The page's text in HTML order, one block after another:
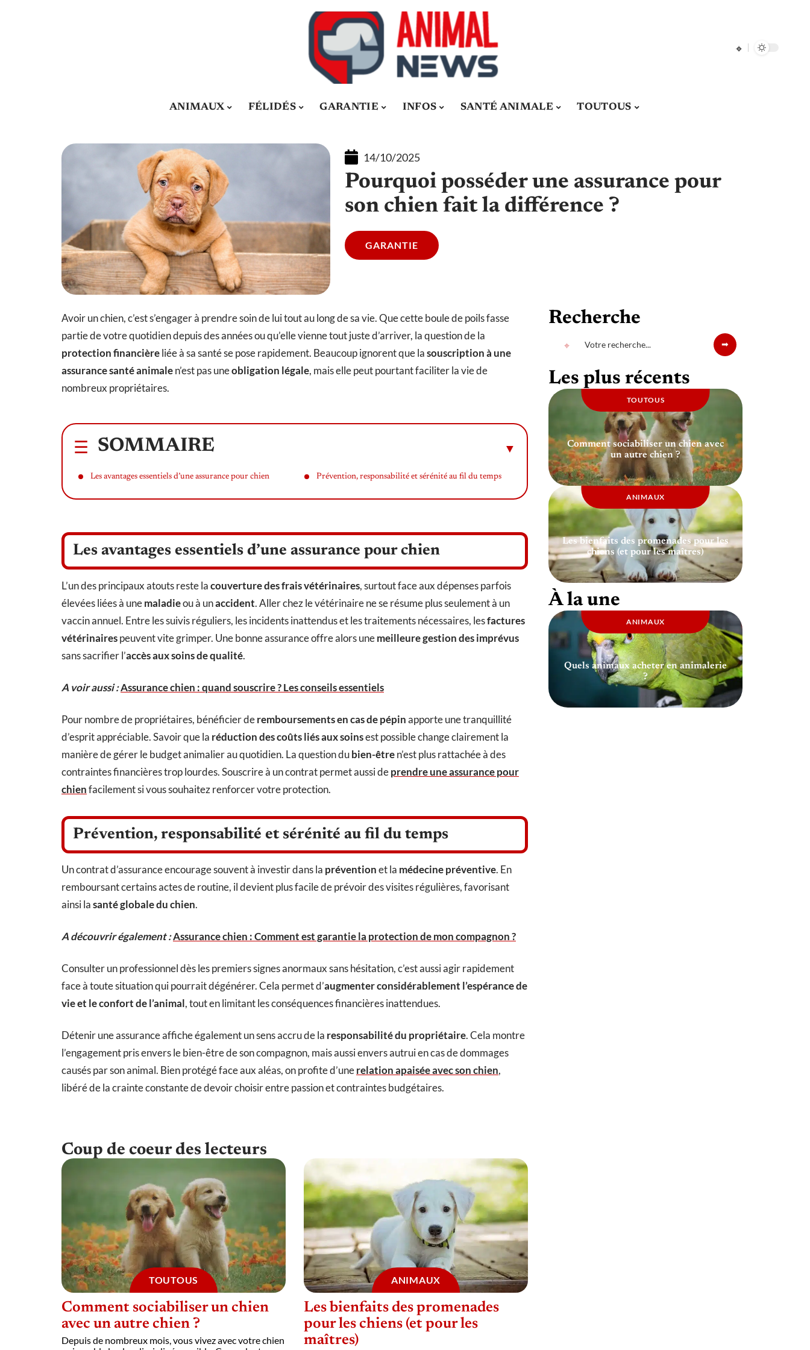
ANIMAUX FÉLIDÉS GARANTIE INFOS SANTÉ ANIMALE TOUTOUS
14/10/2025
Pourquoi posséder une assurance pour
son chien fait la différence ?
GARANTIE
Avoir un chien, c’est s’engager à prendre soin de lui tout au long de sa vie. Que cette boule de poils fasse
partie de votre quotidien depuis des années ou qu’elle vienne tout juste d’arriver, la question de la
protection financièreliée à sa santé se pose rapidement. Beaucoup ignorent que lasouscription à une
assurance santé animalen’est pas uneobligation légale, mais elle peut pourtant faciliter la vie de
nombreux propriétaires.
SOMMAIRE
Les avantages essentiels d’une assurance pour chien Prévention, responsabilité et sérénité au fil du temps
Les avantages essentiels d’une assurance pour chien
L’un des principaux atouts reste lacouverture des frais vétérinaires, surtout face aux dépenses parfois
élevées liées à unemaladieou à unaccident. Aller chez le vétérinaire ne se résume plus seulement à un
vaccin annuel. Entre les suivis réguliers, les incidents inattendus et les traitements nécessaires, lesfactures
vétérinairespeuvent vite grimper. Une bonne assurance offre alors unemeilleure gestion des imprévus
sans sacrifier l’accès aux soins de qualité.
A voir aussi :Assurance chien : quand souscrire ? Les conseils essentiels
Pour nombre de propriétaires, bénéficier deremboursements en cas de pépinapporte une tranquillité
d’esprit appréciable. Savoir que la réduction des coûts liés aux soinsest possible change clairement la
manière de gérer le budget animalier au quotidien. La question dubien-êtren’est plus rattachée à des
contraintes financières trop lourdes. Souscrire à un contrat permet aussi deprendre une assurance pour
chienfacilement si vous souhaitez renforcer votre protection.
Prévention, responsabilité et sérénité au fil du temps
Un contrat d’assurance encourage souvent à investir dans la préventionet la médecine préventive. En
remboursant certains actes de routine, il devient plus facile de prévoir des visites régulières, favorisant
ainsi lasanté globale du chien.
A découvrir également :Assurance chien : Comment est garantie la protection de mon compagnon ?
Consulter un professionnel dès les premiers signes anormaux sans hésitation, c’est aussi agir rapidement
face à toute situation qui pourrait dégénérer. Cela permet d’augmenter considérablement l’espérance de
vie et le confort de l’animal, tout en limitant les conséquences financières inattendues.
Détenir une assurance affiche également un sens accru de la responsabilité du propriétaire. Cela montre
l’engagement pris envers le bien-être de son compagnon, mais aussi envers autrui en cas de dommages
causés par son animal. Bien protégé face aux aléas, on profite d’unerelation apaisée avec son chien,
libéré de la crainte constante de devoir choisir entre passion et contraintes budgétaires.
Coup de coeur des lecteurs
TOUTOUS
Comment sociabiliser un chien
avec un autre chien ?
Depuis de nombreux mois, vous vivez avec votre chien
ANIMAUX
Les bienfaits des promenades
pour les chiens (et pour les
maîtres)
Recherche
Les plus récents
TOUTOUS
Comment sociabiliser un chien avec
un autre chien ?
ANIMAUX
Les bienfaits des promenades pour les
chiens (et pour les maîtres)
À la une
ANIMAUX
Quels animaux acheter en animalerie
?